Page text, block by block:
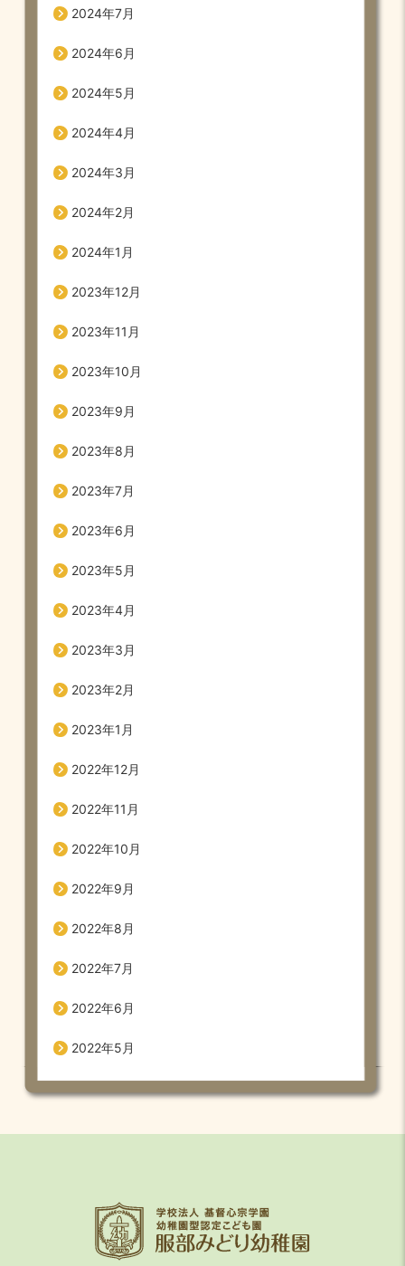
2024年7月
2024年6月
2024年5月
2024年4月
2024年3月
2024年2月
2024年1月
2023年12月
2023年11月
2023年10月
2023年9月
2023年8月
2023年7月
2023年6月
2023年5月
2023年4月
2023年3月
2023年2月
2023年1月
2022年12月
2022年11月
2022年10月
2022年9月
2022年8月
2022年7月
2022年6月
2022年5月